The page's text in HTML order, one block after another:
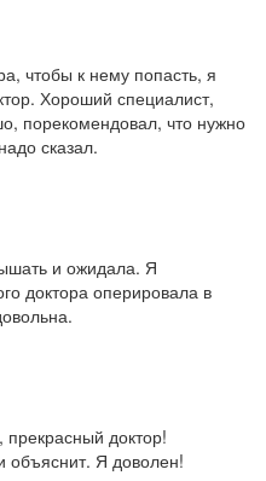
чтобы к нему попасть, я
Хороший специалист,
порекомендовал, что нужно
сказал.
и ожидала. Я
доктора оперировала в
прекрасный доктор!
объяснит. Я доволен!